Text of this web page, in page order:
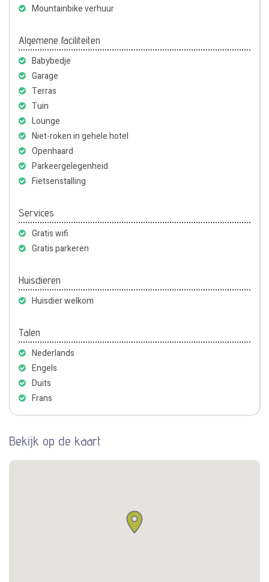
Mountainbike verhuur
Algemene faciliteiten
Babybedje
Garage
Terras
Tuin
Lounge
Niet-roken in gehele hotel
Openhaard
Parkeergelegenheid
Fietsenstalling
Services
Gratis wifi
Gratis parkeren
Huisdieren
Huisdier welkom
Talen
Nederlands
Engels
Duits
Frans
Bekijk op de kaart